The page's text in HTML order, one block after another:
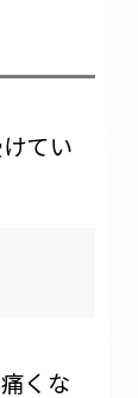
てい
くな